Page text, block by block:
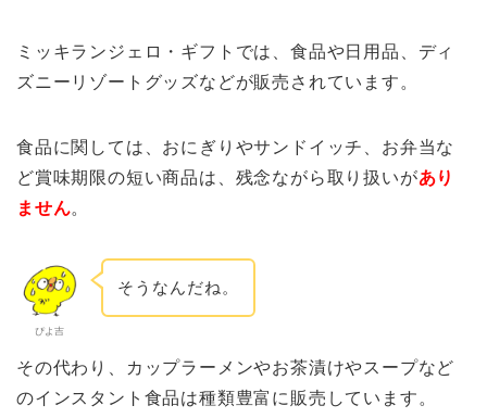
ミッキランジェロ・ギフトでは、食品や日用品、ディ
ズニーリゾートグッズなどが販売されています。
食品に関しては、おにぎりやサンドイッチ、お弁当な
ど賞味期限の短い商品は、残念ながら取り扱いがあり
ません。
ぴよ吉
そうなんだね。
その代わり、カップラーメンやお茶漬けやスープなど
のインスタント食品は種類豊富に販売しています。